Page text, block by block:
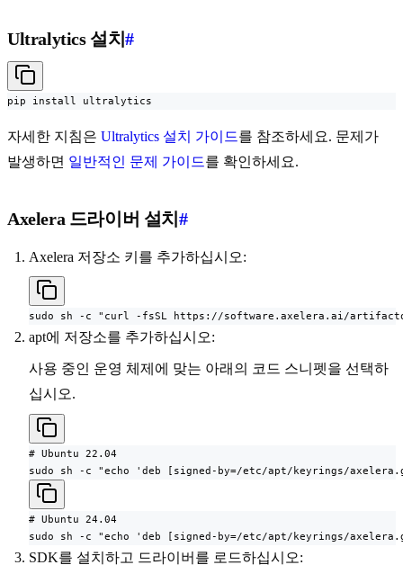
Ultralytics 설치#
pip install ultralytics
자세한 지침은 Ultralytics 설치 가이드를 참조하세요. 문제가
발생하면 일반적인 문제 가이드를 확인하세요.
Axelera 드라이버 설치 #
Axelera 저장소 키를 추가하십시오:
sudo sh -c "curl -fsSL https://software.axelera.ai/
apt에 저장소를 추가하십시오:
사용 중인 운영 체제에 맞는 아래의 코드 스니펫을 선택하
십시오.
# Ubuntu 22.04
sudo sh -c "echo 'deb [signed-by=/etc/apt/keyrings/
# Ubuntu 24.04
sudo sh -c "echo 'deb [signed-by=/etc/apt/keyrings/
SDK를 설치하고 드라이버를 로드하십시오: